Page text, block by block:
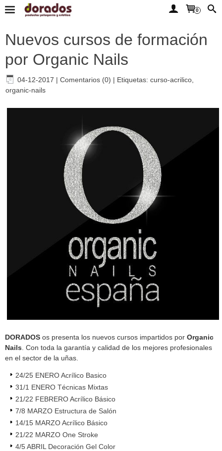
0
Nuevos cursos de formación
por Organic Nails
04-12-2017 | Comentarios (0) | Etiquetas: curso-acrilico
organic-nails
DORADOS os presenta los nuevos cursos impartidos por Organic
Nails . Con toda la garantía y calidad de los mejores profesionales
en el sector de la uñas.
24/25 ENERO Acrílico Basico
31/1 ENERO Técnicas Mixtas
21/22 FEBRERO Acrílico Básico
7/8 MARZO Estructura de Salón
14/15 MARZO Acrílico Básico
21/22 MARZO One Stroke
4/5 ABRIL Decoración Gel Color